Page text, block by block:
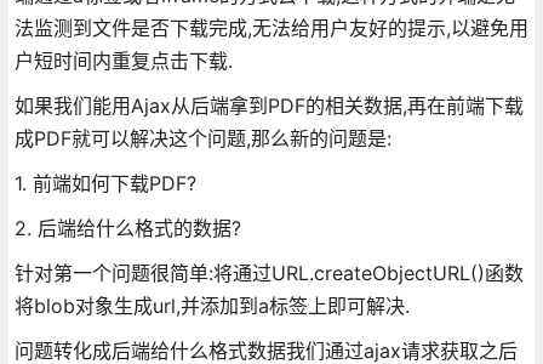
法监测到文件是否下载完成,无法给用户友好的提示,以避免用
户短时间内重复点击下载.
如果我们能用Ajax从后端拿到PDF的相关数据,再在前端下载
成PDF就可以解决这个问题,那么新的问题是:
1. 前端如何下载PDF?
2. 后端给什么格式的数据?
针对第一个问题很简单:将通过URL.createObjectURL()函数
将blob对象生成url,并添加到a标签上即可解决.
问题转化成后端给什么格式数据我们通过ajax请求获取之后